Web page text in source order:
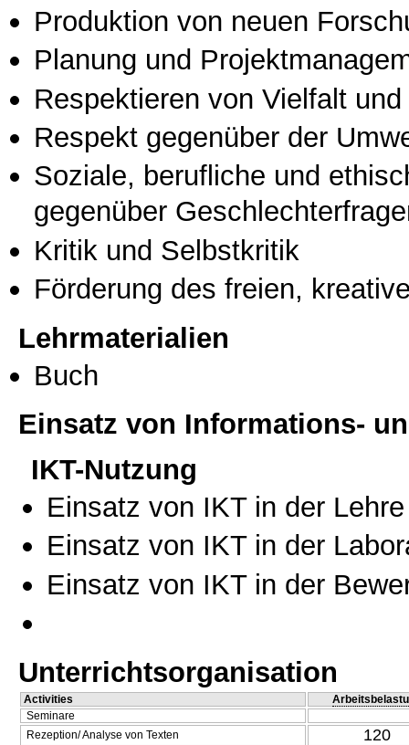
Produktion von neuen
Planung und
Respektieren von Vielfalt
Respekt gegenüber der
Soziale, berufliche und
gegenüber
Kritik und Selbstkritik
Förderung des freien,
Lehrmaterialien
Buch
Einsatz von Informations-
IKT-Nutzung
Einsatz von IKT in der Lehre
Einsatz von IKT in der
Einsatz von IKT in der
Unterrichtsorganisation
Activities
Seminare
Rezeption/ Analyse von Texten
120